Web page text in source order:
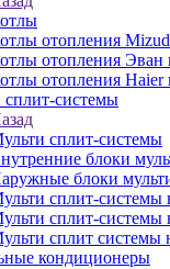
отопления
отопления Эван
отопления Haier
сплит-системы
сплит-системы
блоки
блоки
сплит-системы
сплит-системы
сплит системы
кондиционеры